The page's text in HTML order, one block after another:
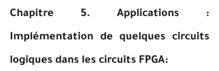
Chapitre 5. Applications :
Implémentation de quelques circuits
logiques dans les circuits FPGA: